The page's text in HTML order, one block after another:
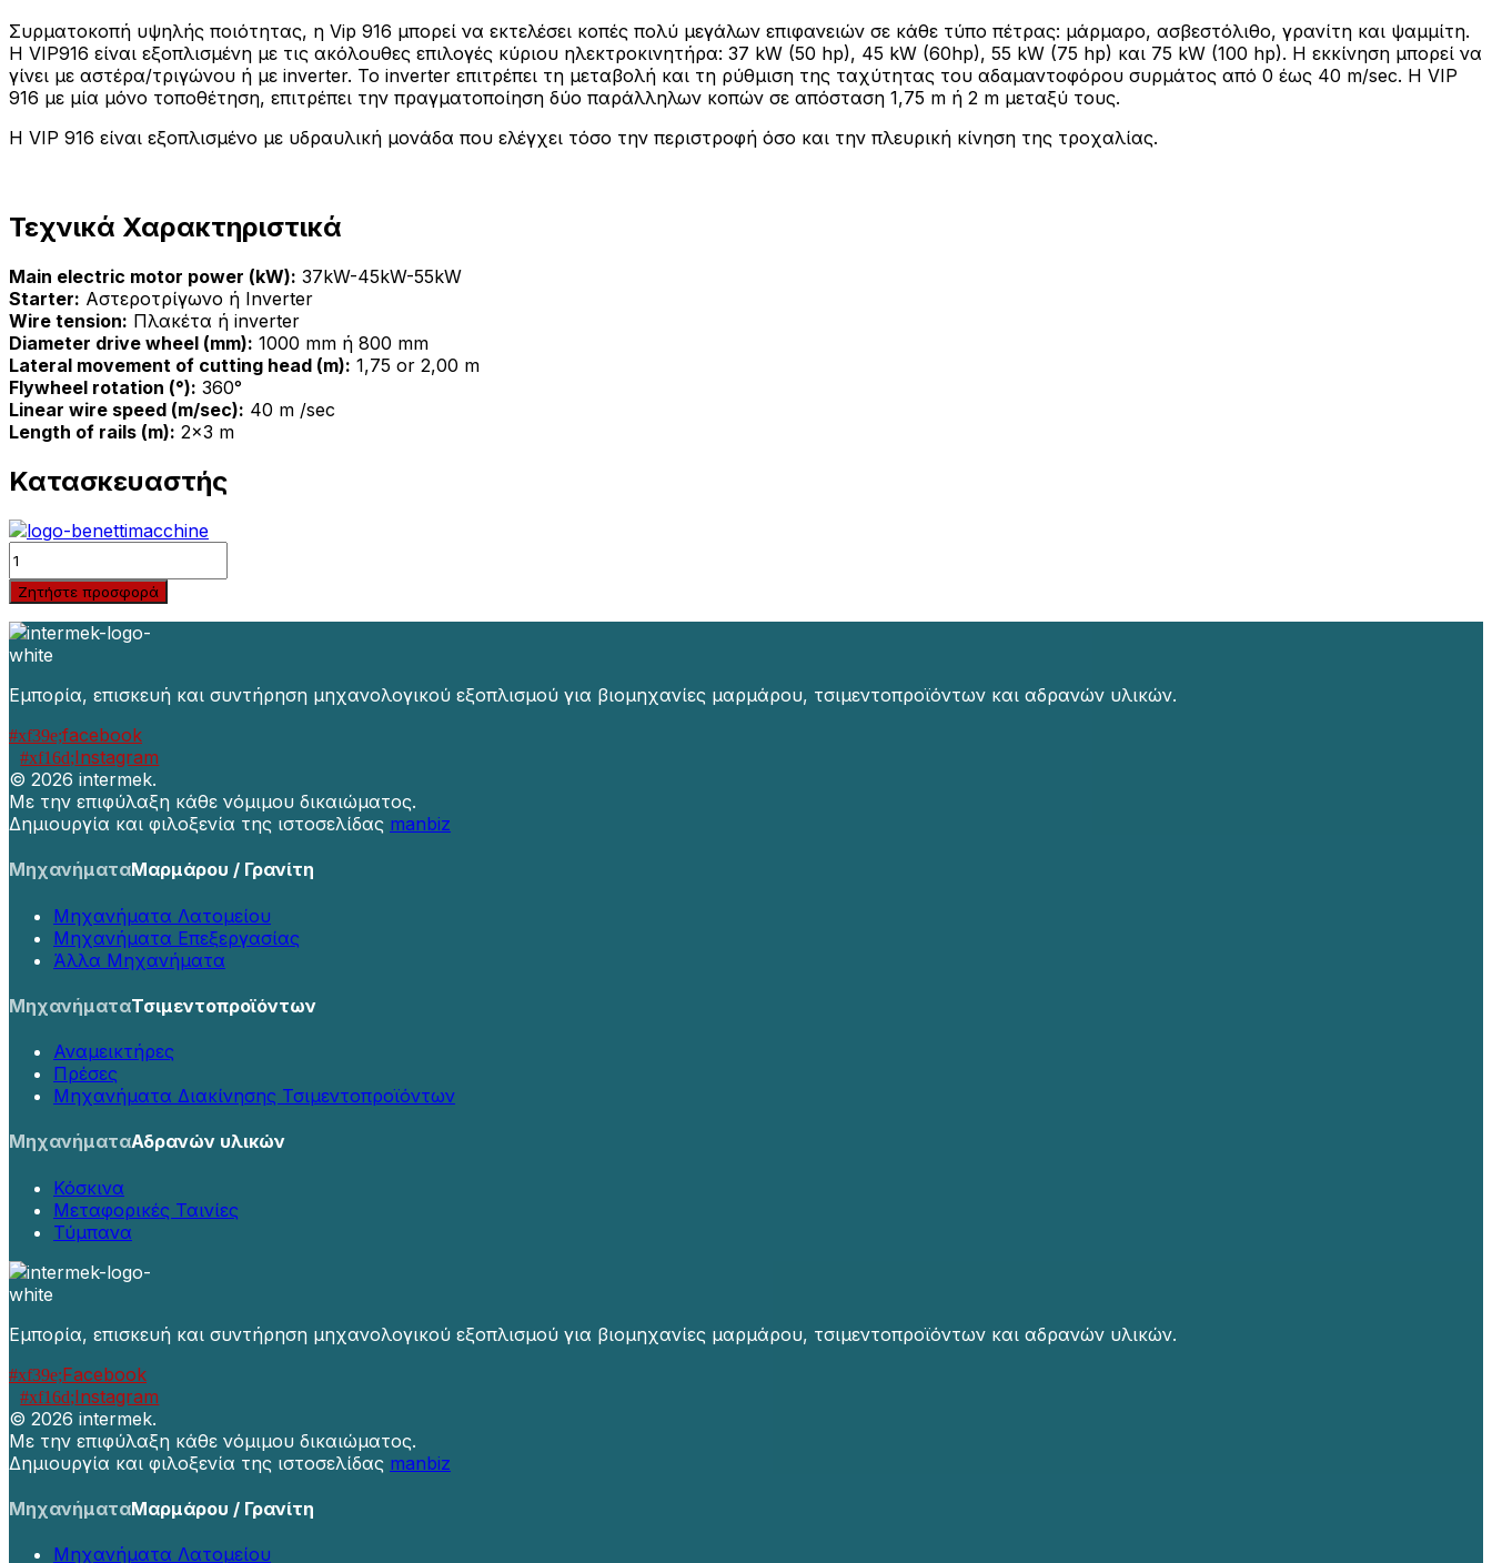
Συρματοκοπή υψηλής ποιότητας, η Vip 916 μπορεί να εκτελέσει κοπές πολύ μεγάλων επιφανειών σε κάθε τύπο πέτρας: μάρμαρο, ασβεστόλιθο, γρανίτη και ψαμμίτη.
Η VIP916 είναι εξοπλισμένη με τις ακόλουθες επιλογές κύριου ηλεκτροκινητήρα: 37 kW (50 hp), 45 kW (60hp), 55 kW (75 hp) και 75 kW (100 hp). Η εκκίνηση μπορεί να
γίνει με αστέρα/τριγώνου ή με inverter. To inverter επιτρέπει τη μεταβολή και τη ρύθμιση της ταχύτητας του αδαμαντοφόρου συρμάτος από 0 έως 40 m/sec. H VIP
916 με μία μόνο τοποθέτηση, επιτρέπει την πραγματοποίηση δύο παράλληλων κοπών σε απόσταση 1,75 m ή 2 m μεταξύ τους.
Η VIP 916 είναι εξοπλισμένο με υδραυλική μονάδα που ελέγχει τόσο την περιστροφή όσο και την πλευρική κίνηση της τροχαλίας.
Τεχνικά Χαρακτηριστικά
Main electric motor power (kW): 37kW-45kW-55kW
Starter: Αστεροτρίγωνο ή Inverter
Wire tension: Πλακέτα ή inverter
Diameter drive wheel (mm): 1000 mm ή 800 mm
Lateral movement of cutting head (m): 1,75 or 2,00 m
Flywheel rotation (°): 360°
Linear wire speed (m/sec): 40 m /sec
Length of rails (m): 2x3 m
Κατασκευαστής
Quantity
Ζητήστε προσφορά
Εμπορία, επισκευή και συντήρηση μηχανολογικού εξοπλισμού για βιομηχανίες μαρμάρου, τσιμεντοπροϊόντων και αδρανών υλικών.
facebook
Instagram
© 2026 intermek.
Με την επιφύλαξη κάθε νόμιμου δικαιώματος.
Δημιουργία και φιλοξενία της ιστοσελίδας manbiz
ΜηχανήματαΜαρμάρου / Γρανίτη
Μηχανήματα Λατομείου
Μηχανήματα Επεξεργασίας
Άλλα Μηχανήματα
ΜηχανήματαΤσιμεντοπροϊόντων
Αναμεικτήρες
Πρέσες
Μηχανήματα Διακίνησης Τσιμεντοπροϊόντων
ΜηχανήματαΑδρανών υλικών
Κόσκινα
Μεταφορικές Ταινίες
Τύμπανα
Εμπορία, επισκευή και συντήρηση μηχανολογικού εξοπλισμού για βιομηχανίες μαρμάρου, τσιμεντοπροϊόντων και αδρανών υλικών.
Facebook
Instagram
© 2026 intermek.
Με την επιφύλαξη κάθε νόμιμου δικαιώματος.
Δημιουργία και φιλοξενία της ιστοσελίδας manbiz
ΜηχανήματαΜαρμάρου / Γρανίτη
Μηχανήματα Λατομείου